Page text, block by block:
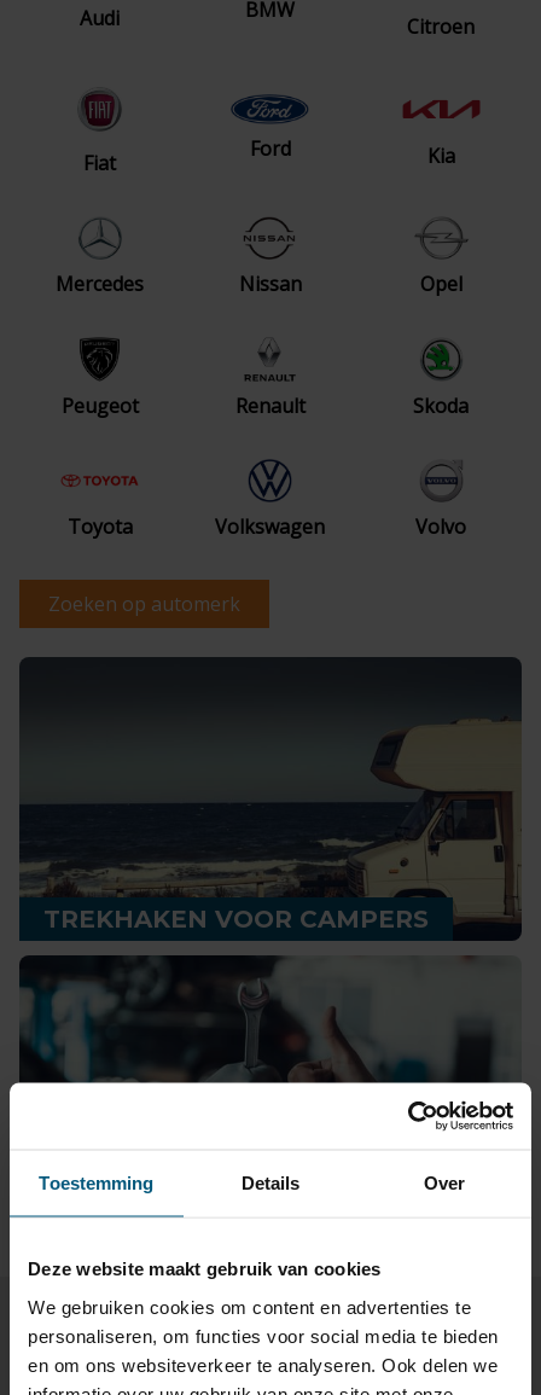
Toestemming Details Over
Deze website maakt gebruik van cookies
We gebruiken cookies om content en advertenties te
personaliseren, om functies voor social media te bieden
en om ons websiteverkeer te analyseren. Ook delen we
Audi BMW
Citroen
Fiat
Ford Kia
Mercedes Nissan Opel
Peugeot Renault Skoda
Toyota Volkswagen Volvo
Zoeken op automerk
TREKHAKEN VOOR CAMPERS
GROOTHANDEL VOOR
AUTOMOTIVE